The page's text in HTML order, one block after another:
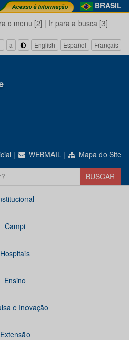
BRASIL
o menu [2] | Ir para a busca [3]
a English Español Français
| WEBMAIL | Mapa do Site
Campi
Hospitais
Ensino
e Inovação
Extensão